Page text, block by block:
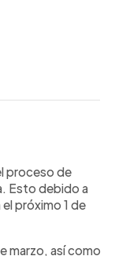
proceso de
Esto debido a
próximo 1 de
marzo, así como